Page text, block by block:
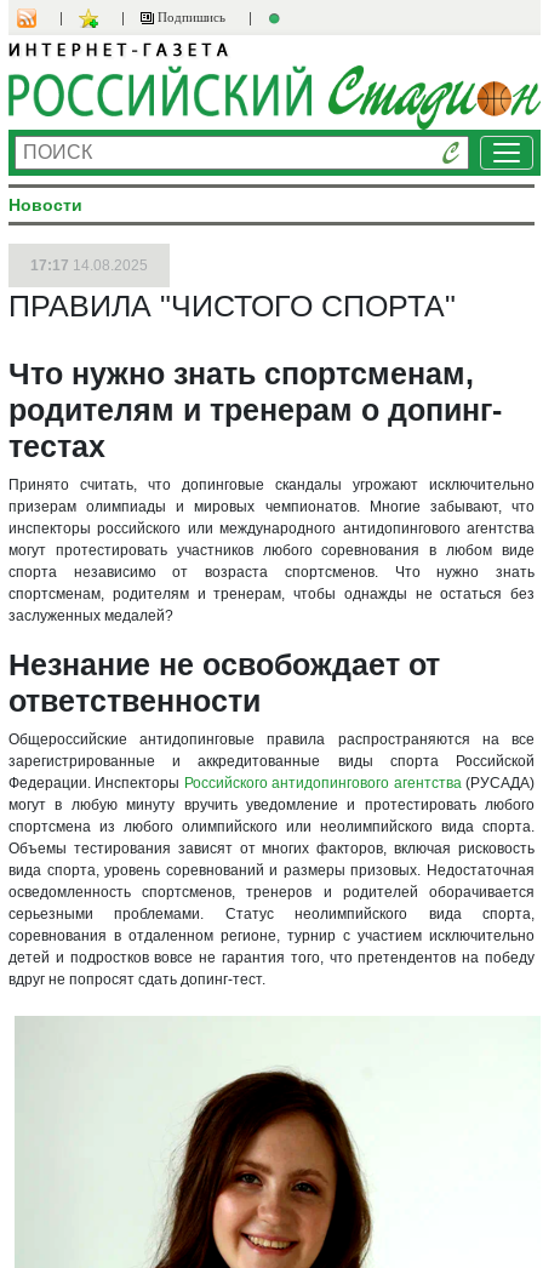
Подпишись
Новости
17:17 14.08.2025
ПРАВИЛА "ЧИСТОГО СПОРТА"
Что нужно знать спортсменам,
родителям и тренерам о допинг-
тестах
Принято считать, что допинговые скандалы угрожают исключительно
призерам олимпиады и мировых чемпионатов. Многие забывают, что
инспекторы российского или международного антидопингового агентства
могут протестировать участников любого соревнования в любом виде
спорта независимо от возраста спортсменов. Что нужно знать
спортсменам, родителям и тренерам, чтобы однажды не остаться без
заслуженных медалей?
Незнание не освобождает от
ответственности
Общероссийские антидопинговые правила распространяются на все
зарегистрированные и аккредитованные виды спорта Российской
Федерации. Инспекторы Российского антидопингового агентства(РУСАДА)
могут в любую минуту вручить уведомление и протестировать любого
спортсмена из любого олимпийского или неолимпийского вида спорта.
Объемы тестирования зависят от многих факторов, включая рисковость
вида спорта, уровень соревнований и размеры призовых. Недостаточная
осведомленность спортсменов, тренеров и родителей оборачивается
серьезными проблемами. Статус неолимпийского вида спорта,
соревнования в отдаленном регионе, турнир с участием исключительно
детей и подростков вовсе не гарантия того, что претендентов на победу
вдруг не попросят сдать допинг-тест.